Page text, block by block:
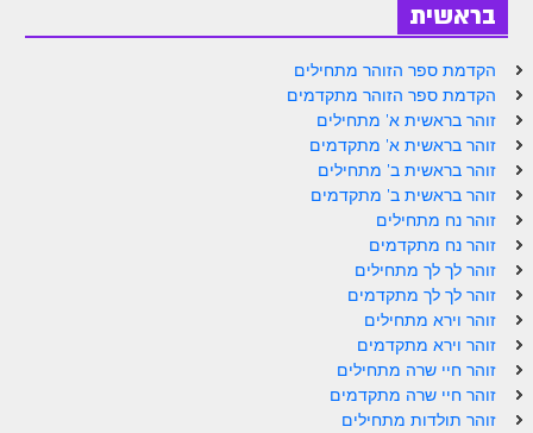
ספר הזוהר פרשת תזריע למתחילים
ספר הזוהר פרשת תזריע למתקדמים
זוהר מצורע מתחילים
זוהר מצורע למתקדמים
זוהר אחרי מות למתחילים
זוהר אחרי מות למתקדמים
הזוהר הקדוש – קדושים למתחילים
הזוהר הקדוש – קדושים למתקדמים
ספר הזוהר אמור השקפה
בראשית
הקדמת ספר הזוהר מתחילים
הקדמת ספר הזוהר מתקדמים
זוהר בראשית א' מתחילים
זוהר בראשית א' מתקדמים
זוהר בראשית ב' מתחילים
זוהר בראשית ב' מתקדמים
זוהר נח מתחילים
זוהר נח מתקדמים
זוהר לך לך מתחילים
זוהר לך לך מתקדמים
זוהר וירא מתחילים
זוהר וירא מתקדמים
זוהר חיי שרה מתחילים
זוהר חיי שרה מתקדמים
זוהר תולדות מתחילים